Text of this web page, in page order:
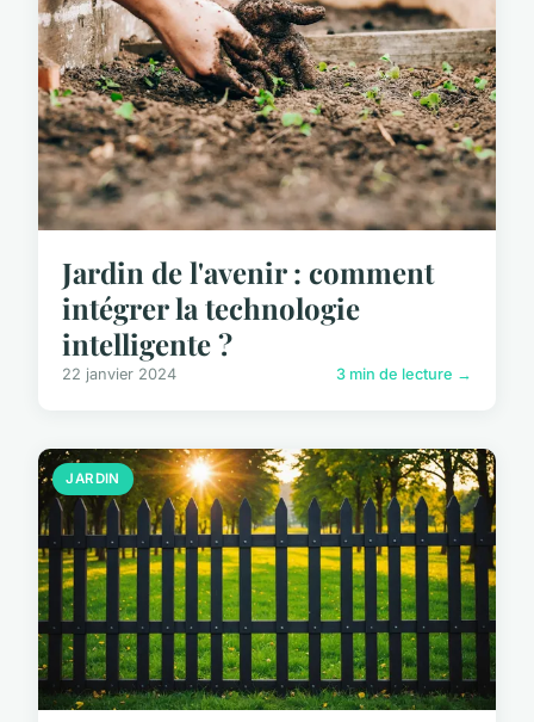
Jardin de l'avenir : comment
intégrer la technologie
intelligente ?
22 janvier 2024 3 min de lecture →
JARDIN